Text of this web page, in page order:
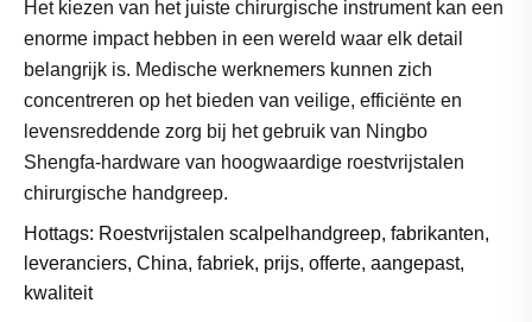
Het kiezen van het juiste chirurgische instrument kan een
enorme impact hebben in een wereld waar elk detail
belangrijk is. Medische werknemers kunnen zich
concentreren op het bieden van veilige, efficiënte en
levensreddende zorg bij het gebruik van Ningbo
Shengfa-hardware van hoogwaardige roestvrijstalen
chirurgische handgreep.
Hottags: Roestvrijstalen scalpelhandgreep, fabrikanten,
leveranciers, China, fabriek, prijs, offerte, aangepast,
kwaliteit